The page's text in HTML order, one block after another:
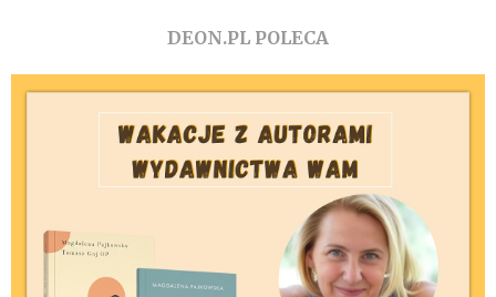
DEON.PL POLECA